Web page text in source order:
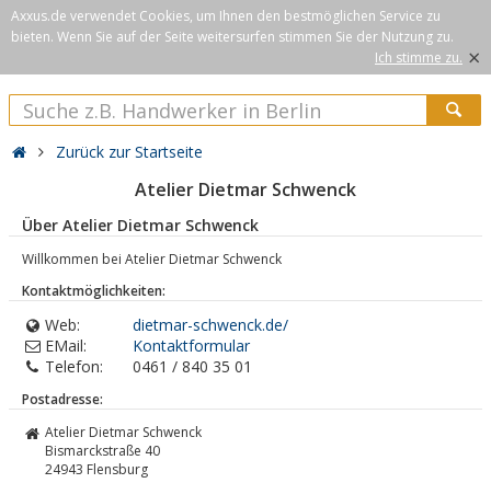
Axxus.de verwendet Cookies, um Ihnen den bestmöglichen Service zu
bieten. Wenn Sie auf der Seite weitersurfen stimmen Sie der Nutzung zu.
Ich stimme zu. ×
Zurück zur Startseite
Atelier Dietmar Schwenck
Über Atelier Dietmar Schwenck
Willkommen bei Atelier Dietmar Schwenck
Kontaktmöglichkeiten:
Web:
dietmar-schwenck.de/
EMail:
Kontaktformular
Telefon:
0461 / 840 35 01
Postadresse:
Atelier Dietmar Schwenck
Bismarckstraße 40
24943 Flensburg